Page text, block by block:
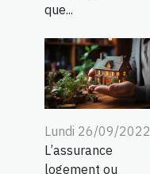
que...
Lundi 26/09/2022
L’assurance
logement ou